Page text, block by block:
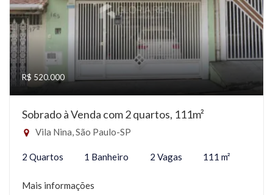
R$ 520.000
Sobrado à Venda com 2 quartos, 111m²
Vila Nina, São Paulo-SP
2 Quartos 1 Banheiro 2 Vagas 111 m²
Mais informações